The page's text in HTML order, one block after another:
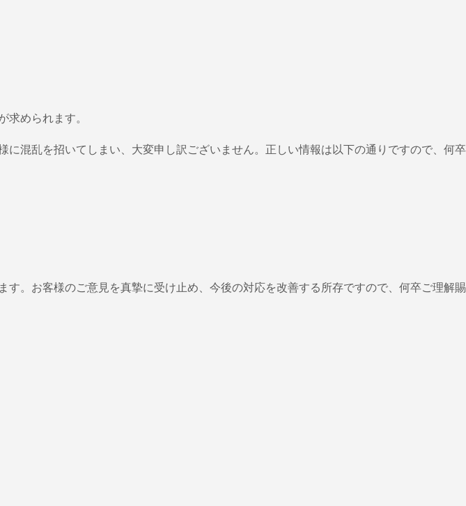
求められます。
混乱を招いてしまい、大変申し訳ございません。正しい情報は以下の通りですので、何卒
。お客様のご意見を真摯に受け止め、今後の対応を改善する所存ですので、何卒ご理解賜